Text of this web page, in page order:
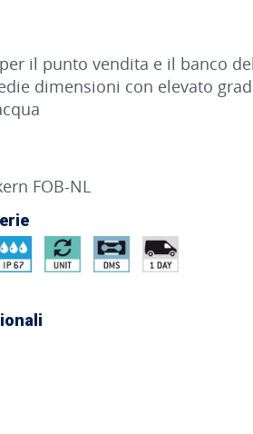
il punto vendita e il banco
dimensioni con elevato
FOB-NL